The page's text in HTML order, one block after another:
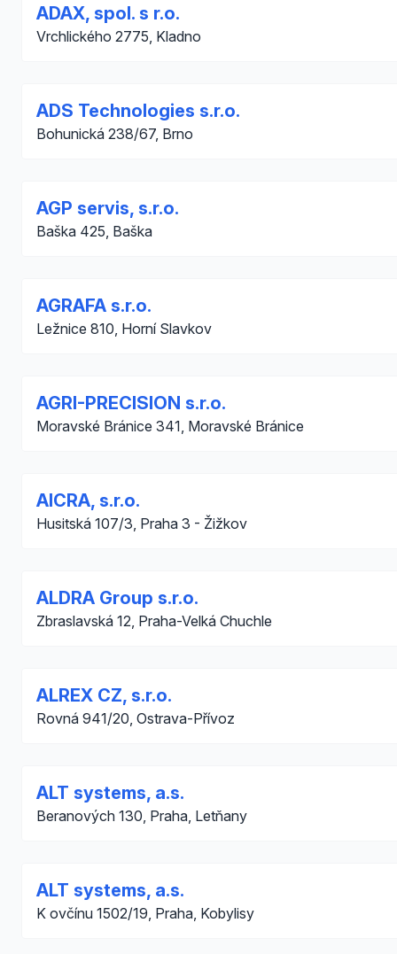
ADAX, spol. s r.o.
Vrchlického 2775, Kladno
ADS Technologies s.r.o.
Bohunická 238/67, Brno
AGP servis, s.r.o.
Baška 425, Baška
AGRAFA s.r.o.
Ležnice 810, Horní Slavkov
AGRI-PRECISION s.r.o.
Moravské Bránice 341, Moravské Bránice
AICRA, s.r.o.
Husitská 107/3, Praha 3 - Žižkov
ALDRA Group s.r.o.
Zbraslavská 12, Praha-Velká Chuchle
ALREX CZ, s.r.o.
Rovná 941/20, Ostrava-Přívoz
ALT systems, a.s.
Beranových 130, Praha, Letňany
ALT systems, a.s.
K ovčínu 1502/19, Praha, Kobylisy